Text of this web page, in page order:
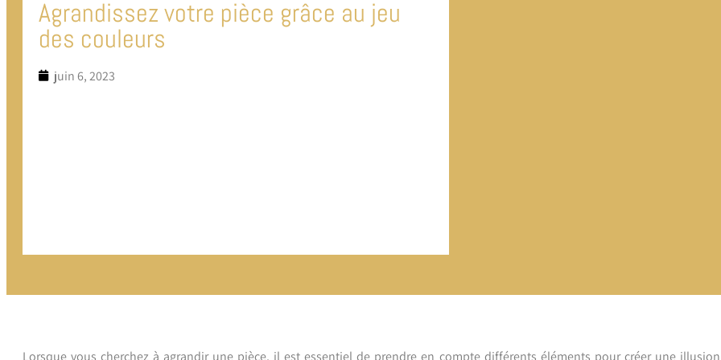
Agrandissez votre pièce grâce au jeu
des couleurs
juin 6, 2023
Lorsque vous cherchez à agrandir une pièce, il est essentiel de prendre en compte différents éléments pour créer une illusion